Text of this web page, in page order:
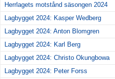
Herrlagets motstånd säsongen 2024
Lagbygget 2024: Kasper Wedberg
Lagbygget 2024: Anton Blomgren
Lagbygget 2024: Karl Berg
Lagbygget 2024: Christo Okungbowa
Lagbygget 2024: Peter Forss